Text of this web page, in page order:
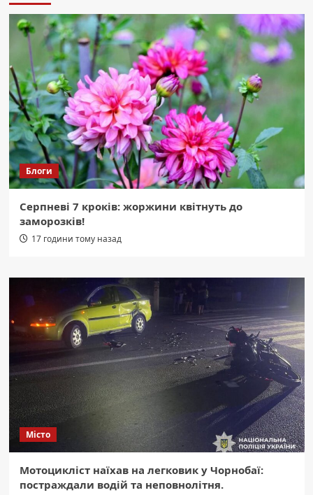
Блоги
Серпневі 7 кроків: жоржини квітнуть до
заморозків!
17 години тому назад
Місто
Мотоцикліст наїхав на легковик у Чорнобаї:
постраждали водій та неповнолітня.